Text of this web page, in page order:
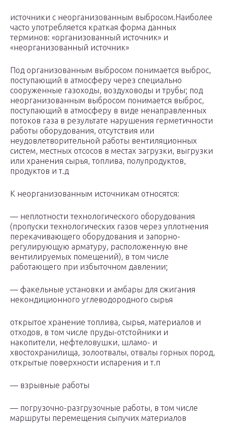
источники с неорганизованным выбросом.Наиболее
часто употребляется краткая форма данных
терминов: «организованный источник» и
«неорганизованный источник»
Под организованным выбросом понимается выброс,
поступающий в атмосферу через специально
сооруженные газоходы, воздуховоды и трубы; под
неорганизованным выбросом понимается выброс,
поступающий в атмосферу в виде ненаправленных
потоков газа в результате нарушения герметичности
работы оборудования, отсутствия или
неудовлетворительной работы вентиляционных
систем, местных отсосов в местах загрузки, выгрузки
или хранения сырья, топлива, полупродуктов,
продуктов и т.д
К неорганизованным источникам относятся:
— неплотности технологического оборудования
(пропуски технологических газов через уплотнения
перекачивающего оборудования и запорно-
регулирующую арматуру, расположенную вне
вентилируемых помещений), в том числе
работающего при избыточном давлении;
— факельные установки и амбары для сжигания
некондиционного углеводородного сырья
открытое хранение топлива, сырья, материалов и
отходов, в том числе пруды-отстойники и
накопители, нефтеловушки, шламо- и
хвостохранилища, золоотвалы, отвалы горных пород,
открытые поверхности испарения и т.п
— взрывные работы
— погрузочно-разгрузочные работы, в том числе
маршруты перемещения сыпучих материалов